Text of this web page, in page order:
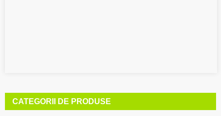
CATEGORII DE PRODUSE